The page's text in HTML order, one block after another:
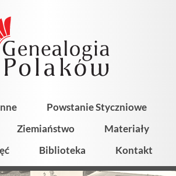
Powstanie Styczniowe
Ziemiaństwo
Materiały
Biblioteka Kontakt